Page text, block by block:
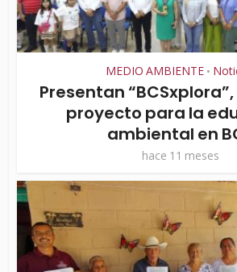
MEDIO AMBIENTE •
Presentan
proyecto para la
ambiental en
hace 11 meses